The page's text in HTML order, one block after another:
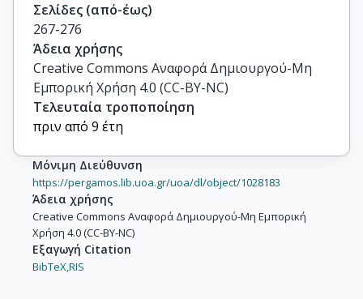
Σελίδες (από-έως)
267-276
Άδεια χρήσης
Creative Commons Αναφορά Δημιουργού-Μη
Εμπορική Χρήση 4.0 (CC-BY-NC)
Τελευταία τροποποίηση
πριν από 9 έτη
Μόνιμη Διεύθυνση
https://pergamos.lib.uoa.gr/uoa/dl/object/1028183
Άδεια χρήσης
Creative Commons Αναφορά Δημιουργού-Μη Εμπορική
Χρήση 4.0 (CC-BY-NC)
Εξαγωγή Citation
BibTeX,RIS